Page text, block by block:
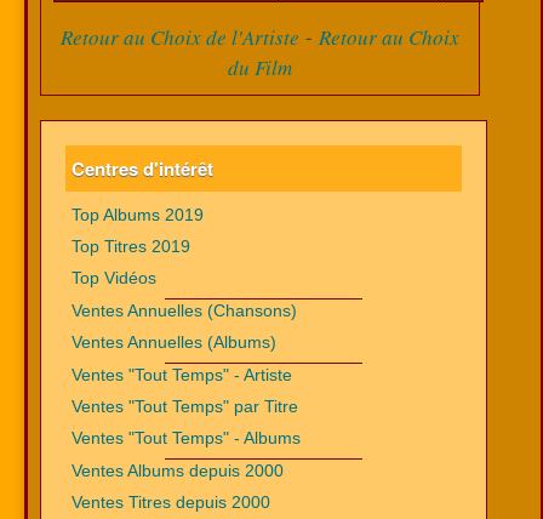
Retour au Choix de l'Artiste - Retour au Choix
du Film
Centres d'intérêt
Top Albums 2019
Top Titres 2019
Top Vidéos
Ventes Annuelles (Chansons)
Ventes Annuelles (Albums)
Ventes "Tout Temps" - Artiste
Ventes "Tout Temps" par Titre
Ventes "Tout Temps" - Albums
Ventes Albums depuis 2000
Ventes Titres depuis 2000